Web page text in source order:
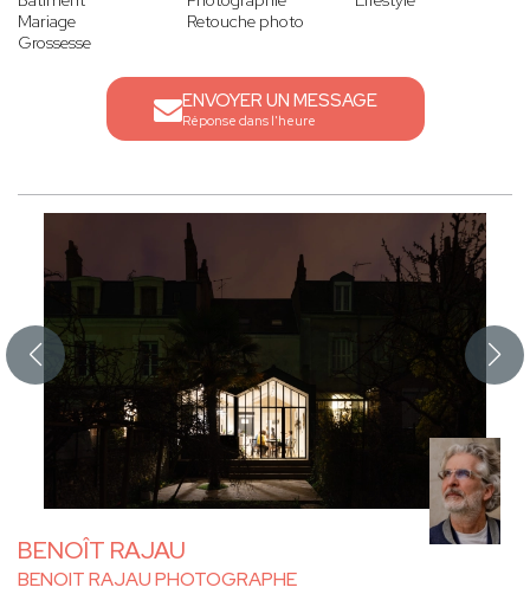
Mariage
Grossesse
Retouche photo
ENVOYER UN MESSAGE
Réponse dans l'heure
BENOÎT RAJAU
BENOIT RAJAU PHOTOGRAPHE